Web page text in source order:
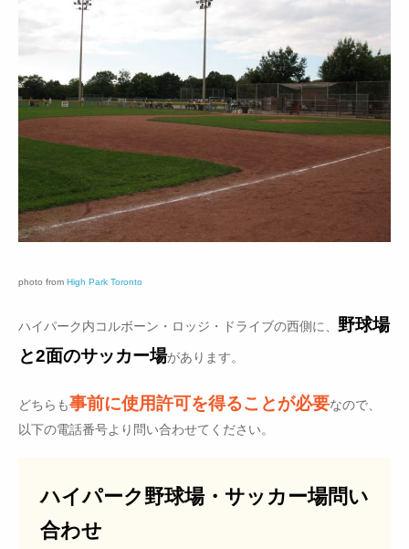
photo from High Park Toronto
ハイパーク内コルボーン・ロッジ・ドライブの西側に、 野球場
と2面のサッカー場があります。
どちらも事前に使用許可を得ることが必要なので、
以下の電話番号より問い合わせてください。
ハイパーク野球場・サッカー場問い
合わせ